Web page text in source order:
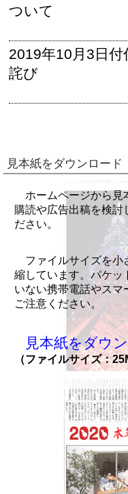
ついて
2019年10月3日
詫び
見本紙をダウンロード
ホームページから見
購読や広告出稿を検討
ださい。
ファイルサイズを小
縮しています。パケッ
いない携帯電話やスマ
ご注意ください。
見本紙をダウ
（ファイルサイズ：